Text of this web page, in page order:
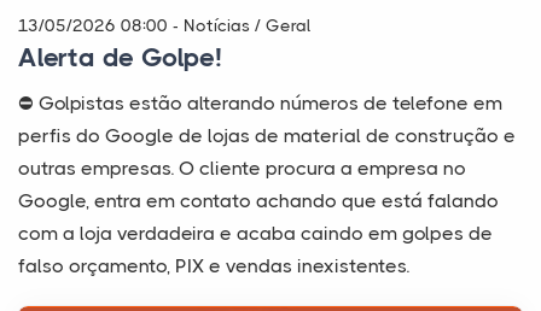
13/05/2026 08:00 - Notícias / Geral
Alerta de Golpe!
⛔ Golpistas estão alterando números de telefone em
perfis do Google de lojas de material de construção e
outras empresas. O cliente procura a empresa no
Google, entra em contato achando que está falando
com a loja verdadeira e acaba caindo em golpes de
falso orçamento, PIX e vendas inexistentes.